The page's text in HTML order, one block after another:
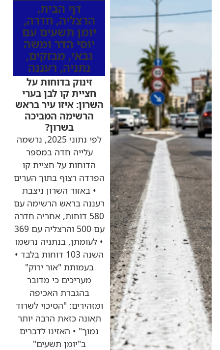
דף הבית,
הרצליה, חדרה,
יומן תשעים עם
יוסי הדר ומשה
גבאי, מבזקים,
נתניה, רעננה
זינוק בדוחות על
חציית קו לבן בערי
השרון: איזו עיר בראש
הרשימה המביכה
בשרון?
לפי נתוני 2025, נרשמה
עלייה חדה במספר
הדוחות על חציית קו
הפרדה רצוף בתוך הערים
• באזור השרון ניצבת
רעננה בראש הרשימה עם
580 דוחות, אחריה חדרה
עם 500 והרצליה עם 369
• לעומתן, בנתניה נרשמו
השנה 103 דוחות בלבד •
בעמותת "אור ירוק"
מעריכים כי מדובר
בהגברת האכיפה
ומזהירים: "הסיכוי לשרוד
תאונה כזאת הרבה יותר
נמוך" • האזינו לדברים
ב"יומן תשעים"